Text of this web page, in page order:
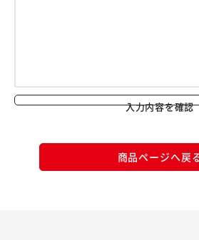
入力内容を確認
商品ページへ戻